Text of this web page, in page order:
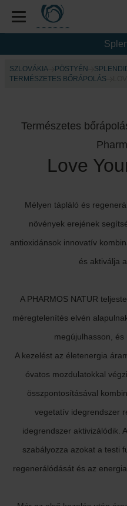
SZLOVÁKIA PÖSTYÉN
TERMÉSZETES BŐRÁPOLÁS
Természetes
Love
Mélyen tápláló és
növények erejének
antioxidánsok innovatív
és aktiválja
A PHARMOS NATUR
méregtelenítés elvén
megújulhasson, és
A kezelést az életenergia
óvatos mozdulatokkal
összpontosításával
vegetatív idegrendszer
idegrendszer aktivizálódik.
szabályozza azokat a testi
regenerálódását és az